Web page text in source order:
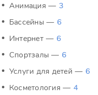
Анимация — 3
Бассейны — 6
Интернет — 6
Спортзалы — 6
Услуги для детей — 6
Косметология — 4